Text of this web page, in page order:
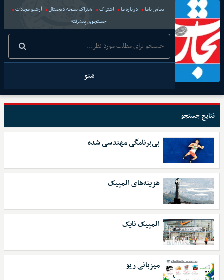
تماس باما درباره ما اشتراک اشتراک نسخه دیجیتال
آرشیو مجلات
جستجوی پیشرفته
منو
نتایج جستجو
بی‌برنامگی مهندسی شده
هزینه‌های المپیک
المپیک نایک
میزبانی ریو